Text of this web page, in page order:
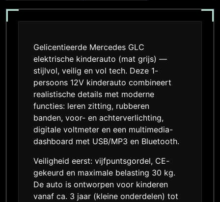
Gelicentieerde Mercedes GLC
elektrische kinderauto (mat grijs) —
stijlvol, veilig en vol tech. Deze 1-
persoons 12V kinderauto combineert
realistische details met moderne
functies: leren zitting, rubberen
banden, voor- en achterverlichting,
digitale voltmeter en een multimedia-
dashboard met USB/MP3 en Bluetooth.
Veiligheid eerst: vijfpuntsgordel, CE-
gekeurd en maximale belasting 30 kg.
De auto is ontworpen voor kinderen
vanaf ca. 3 jaar (kleine onderdelen) tot